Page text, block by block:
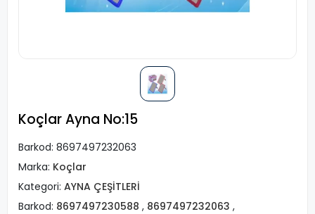
Koçlar Ayna No:15
Barkod: 8697497232063
Marka: Koçlar
Kategori: AYNA ÇEŞİTLERİ
Barkod: 8697497230588 , 8697497232063 ,